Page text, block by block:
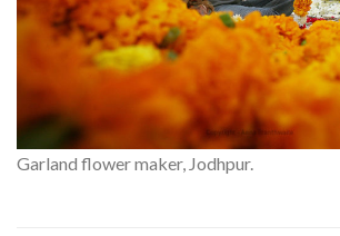
Garland flower maker, Jodhpur.